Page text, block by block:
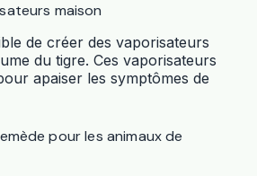
maison
de créer des vaporisateurs
du tigre. Ces vaporisateurs
apaiser les symptômes de
pour les animaux de